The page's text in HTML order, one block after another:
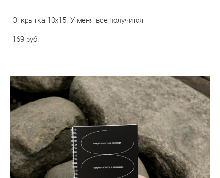
Открытка 10х15. У меня все получится
169 pуб.